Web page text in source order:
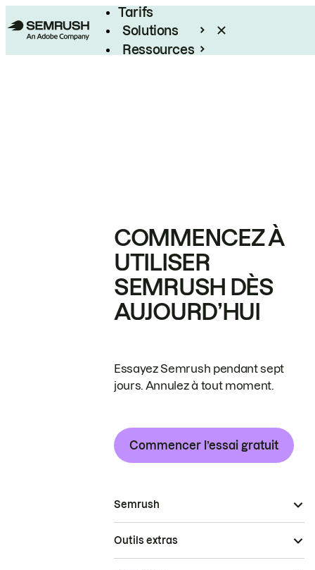
Tarifs
Solutions
Ressources
COMMENCEZ À
UTILISER
SEMRUSH DÈS
AUJOURD’HUI
Essayez Semrush pendant sept
jours. Annulez à tout moment.
Commencer l’essai gratuit
Semrush
Outils extras